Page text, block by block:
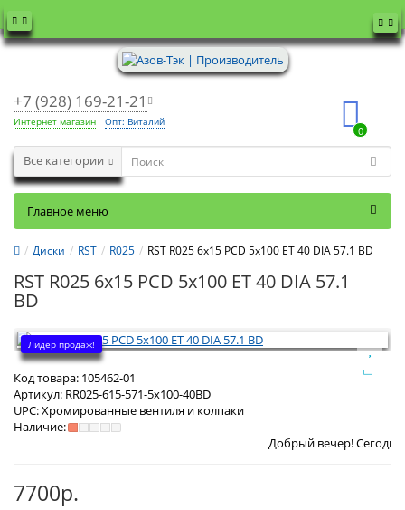
+7 (928) 169-21-21
Интернет магазин Опт: Виталий
0
Все категории
Главное меню
Диски RST R025 RST R025 6x15 PCD 5x100 ET 40 DIA 57.1 BD
RST R025 6x15 PCD 5x100 ET 40 DIA 57.1
BD
Лидер продаж!
Код товара: 105462-01
Артикул: RR025-615-571-5x100-40BD
UPC:Хромированные вентиля и колпаки
Наличие:
Добрый вечер! СегодняЧетверг 6
7700р.